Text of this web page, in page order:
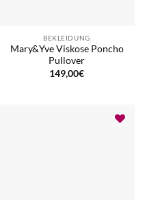
BEKLEIDUNG
Mary&Yve Viskose Poncho
Pullover
149,00€